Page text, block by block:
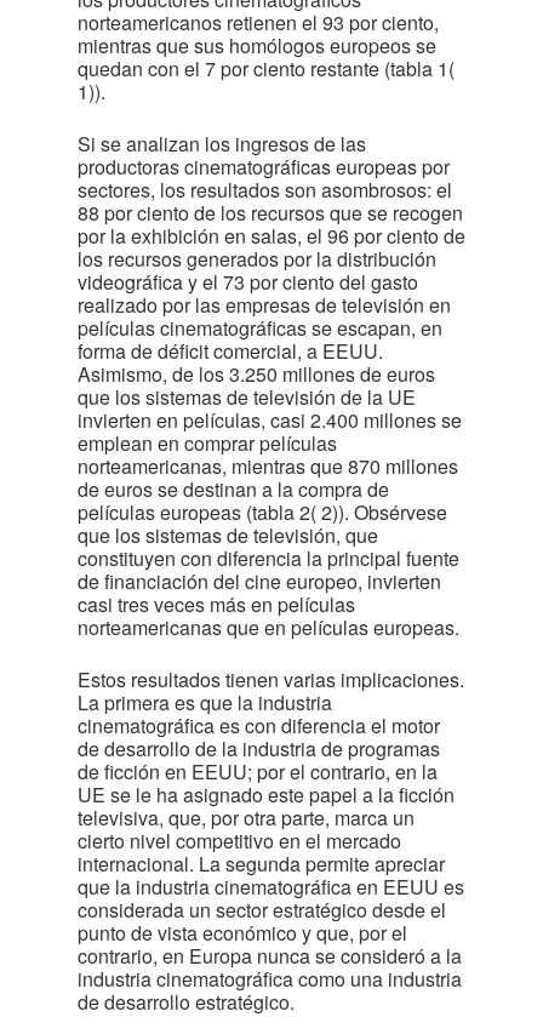
norteamericanos retienen el 93 por ciento,
mientras que sus homólogos europeos se
quedan con el 7 por ciento restante (tabla 1(
1)).
Si se analizan los ingresos de las
productoras cinematográficas europeas por
sectores, los resultados son asombrosos: el
88 por ciento de los recursos que se recogen
por la exhibición en salas, el 96 por ciento de
los recursos generados por la distribución
videográfica y el 73 por ciento del gasto
realizado por las empresas de televisión en
películas cinematográficas se escapan, en
forma de déficit comercial, a EEUU.
Asimismo, de los 3.250 millones de euros
que los sistemas de televisión de la UE
invierten en películas, casi 2.400 millones se
emplean en comprar películas
norteamericanas, mientras que 870 millones
de euros se destinan a la compra de
películas europeas (tabla 2( 2)). Obsérvese
que los sistemas de televisión, que
constituyen con diferencia la principal fuente
de financiación del cine europeo, invierten
casi tres veces más en películas
norteamericanas que en películas europeas.
Estos resultados tienen varias implicaciones.
La primera es que la industria
cinematográfica es con diferencia el motor
de desarrollo de la industria de programas
de ficción en EEUU; por el contrario, en la
UE se le ha asignado este papel a la ficción
televisiva, que, por otra parte, marca un
cierto nivel competitivo en el mercado
internacional. La segunda permite apreciar
que la industria cinematográfica en EEUU es
considerada un sector estratégico desde el
punto de vista económico y que, por el
contrario, en Europa nunca se consideró a la
industria cinematográfica como una industria
de desarrollo estratégico.